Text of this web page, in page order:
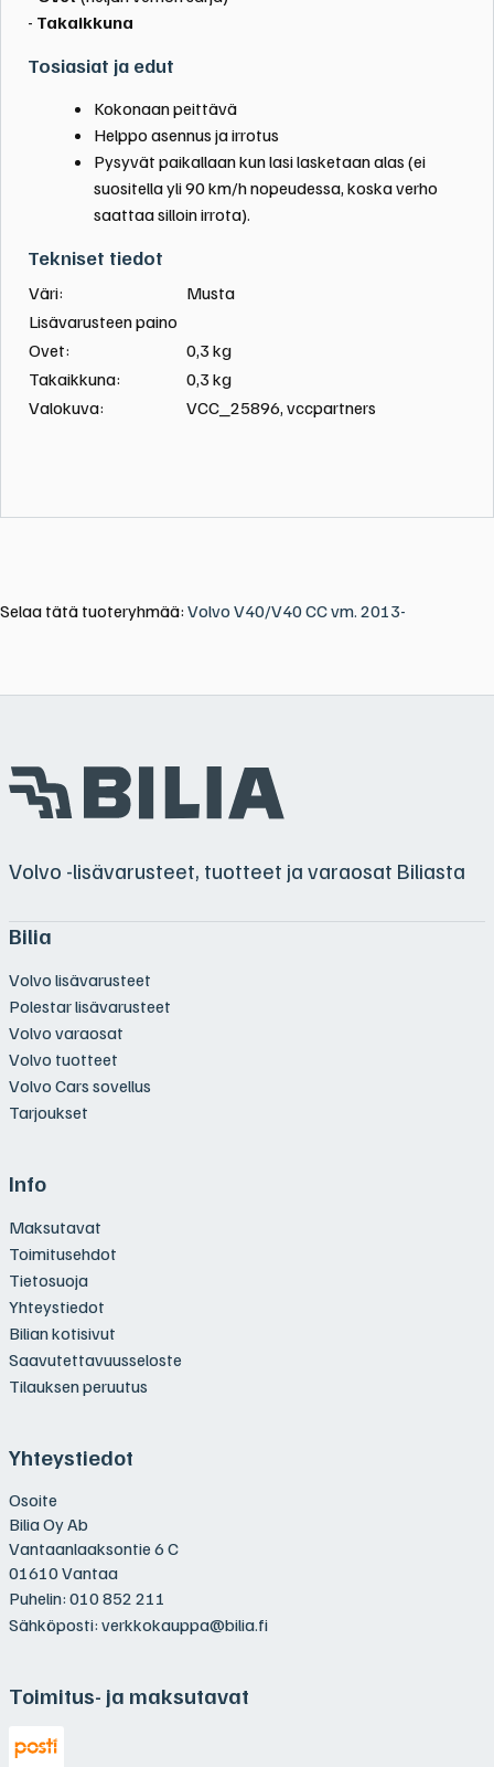
- Takaikkuna
Tosiasiat ja edut
Kokonaan peittävä
Helppo asennus ja irrotus
Pysyvät paikallaan kun lasi lasketaan alas (ei
suositella yli 90 km/h nopeudessa, koska verho
saattaa silloin irrota).
Tekniset tiedot
Otsikko
1
Väri:
Musta
Lisävarusteen paino
Ovet:
0,3 kg
Takaikkuna:
0,3 kg
Valokuva:
VCC_25896, vccpartners
Selaa tätä tuoteryhmää: Volvo V40/V40 CC vm. 2013-
Volvo -lisävarusteet, tuotteet ja varaosat Biliasta
Bilia
Volvo lisävarusteet
Polestar lisävarusteet
Volvo varaosat
Volvo tuotteet
Volvo Cars sovellus
Tarjoukset
Info
Maksutavat
Toimitusehdot
Tietosuoja
Yhteystiedot
Bilian kotisivut
Saavutettavuusseloste
Tilauksen peruutus
Yhteystiedot
Osoite
Bilia Oy Ab
Vantaanlaaksontie 6 C
01610 Vantaa
Puhelin: 010 852 211
Sähköposti: verkkokauppa@bilia.fi
Toimitus- ja maksutavat